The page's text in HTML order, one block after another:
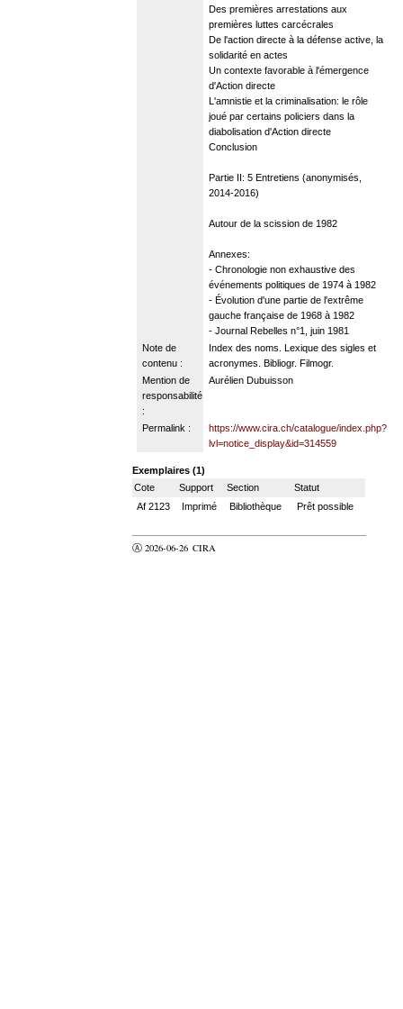
Des premières arrestations aux
premières luttes carcécrales
De l'action directe à la défense active, la
solidarité en actes
Un contexte favorable à l'émergence
d'Action directe
L'amnistie et la criminalisation: le rôle
joué par certains policiers dans la
diabolisation d'Action directe
Conclusion
Partie II: 5 Entretiens (anonymisés,
2014-2016)
Autour de la scission de 1982
Annexes:
- Chronologie non exhaustive des
événements politiques de 1974 à 1982
- Évolution d'une partie de l'extrême
gauche française de 1968 à 1982
- Journal Rebelles n°1, juin 1981
Note de
contenu :
Index des noms. Lexique des sigles et
acronymes. Bibliogr. Filmogr.
Mention de
responsabilité
:
Aurélien Dubuisson
Permalink :
https://www.cira.ch/catalogue/index.php?
lvl=notice_display&id=314559
Exemplaires (1)
Cote
Support Section
Statut
Af 2123
Imprimé Bibliothèque Prêt possible
Ⓐ 2026-06-26 CIRA